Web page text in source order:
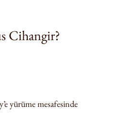
Cihangir?
yürüme mesafesinde